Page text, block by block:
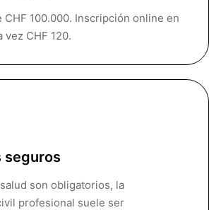
CHF 100.000. Inscripción online en
vez CHF 120.
seguros
son obligatorios, la
profesional suele ser